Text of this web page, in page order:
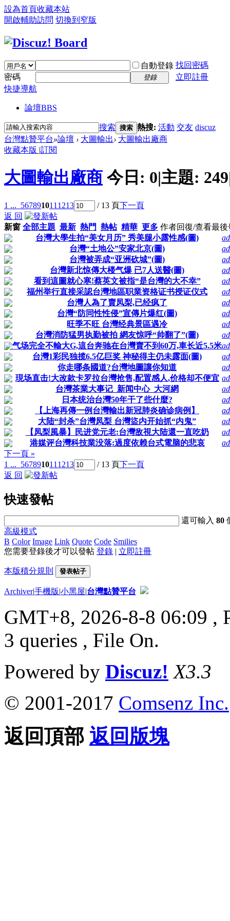
設為首頁收藏本站
開啟輔助訪問 切換到窄版
自動登錄 找回密碼
密碼
登錄
立即註冊
快捷導航
論壇BBS
搜索 搜索 熱搜: 活動 交友 discuz
台灣點贊平台»論壇 › 大圖輸出› 大圖輸出廠商
收藏本版 |訂閱
大圖輸出廠商 今日: 0|主題: 249
1 ... 567891011 1213 / 13 頁下一頁
返 回
新窗 全部主題 最新 熱門 熱帖 精華 更多 作者回復/查看最後
台灣大學生拍“美女月历” 秀美腿小露性感(圖)
台灣“土地公”安家北京(圖)
台灣被弄成“亚洲砍城”(圖)
台灣新北惊傳大楼气爆 已7人送醫(圖)
看到這圖就心寒!蔡英文被指“是台灣的大不幸”
福州举行直接采認台灣地區职業资格证书授证仪式
台灣人為了賣凤梨,已经疯了
台灣“防同性性侵”宣傳片爆红(圖)
旺季不旺 台灣经典景區遇冷
台灣消防猛男执勤被拍 網友惊呼“帅翻了”(圖)
气场完全不輸大G,這台奔驰在台灣賣不到60万,車长近5.5米
台灣1彩民独揽6.5亿巨奖 神秘得主仍未露面(圖)
你走哪条國道?台灣地圖讓你知道
現场直击!大改款卡罗拉台灣抢售,配置感人,价格却不便宜
台灣茶業大事记_新闻中心_大河網
日本统治台灣50年干了些什麼?
【上海再傳一例台灣輸出新冠肺炎确诊病例】
大陆“封杀”台灣凤梨 台灣盜内开始抓“内鬼”
【凤梨風暴】民进党元老:台灣敌視大陆還一直吃奶
港媒评台灣科技業没落:過度依赖台式電脑的悲哀
下一頁 »
1 ... 567891011 1213 / 13 頁下一頁
返 回
快速發帖
還可輸入80
高級模式
B Color Image Link Quote Code Smilies
您需要登錄後才可以發帖 登錄 | 立即註冊
本版積分規則 發表帖子
Archiver|手機版|小黑屋|台灣點贊平台
GMT+8, 2026-8-8 06:09 ,
3 queries , File On.
Powered by Discuz! X3.3
© 2001-2017 Comsenz Inc.
返回頂部 返回版塊